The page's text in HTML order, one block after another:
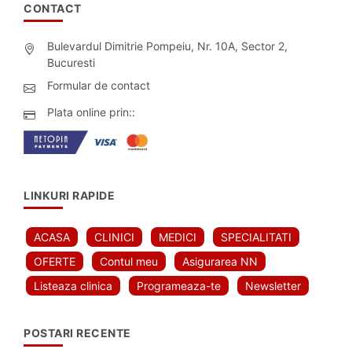
CONTACT
Bulevardul Dimitrie Pompeiu, Nr. 10A, Sector 2,
Bucuresti
Formular de contact
Plata online prin::
LINKURI RAPIDE
ACASA CLINICI MEDICI
SPECIALITATI
OFERTE
Contul meu
Asigurarea NN
Listeaza clinica
Programeaza-te Newsletter
POSTARI RECENTE